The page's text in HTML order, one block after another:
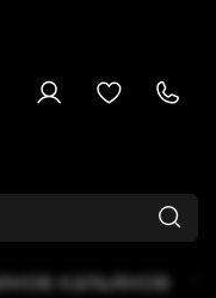
кальянов